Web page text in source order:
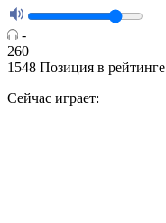
-
260
1548 Позиция в рейтинге
Сейчас играет: